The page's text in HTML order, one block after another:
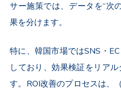
サー施策では、データを“次
果を分けます。
特に、韓国市場ではSNS・
しており、効果検証をリア
す。ROI改善のプロセスは、